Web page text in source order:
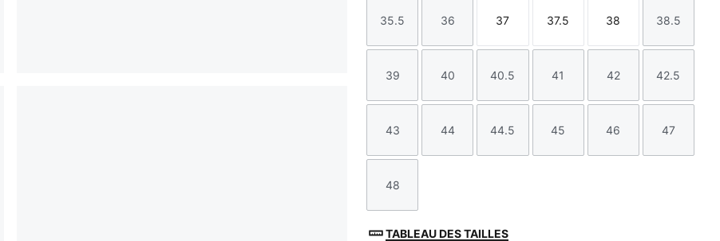
Taille
35.5
Taille
36
Taille
37
Taille
37.5
Taille
38
Taille
38.5
Taille
39
Taille
40
Taille
40.5
Taille
41
Taille
42
Taille
42.5
Taille
43
Taille
44
Taille
44.5
Taille
45
Taille
46
Taille
47
Taille
48
TABLEAU DES TAILLES